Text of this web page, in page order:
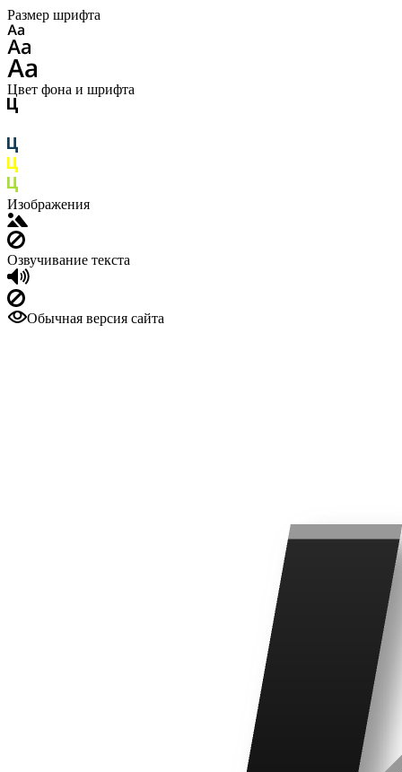
Размер шрифта
Цвет фона и шрифта
Изображения
Озвучивание текста
Обычная версия сайта